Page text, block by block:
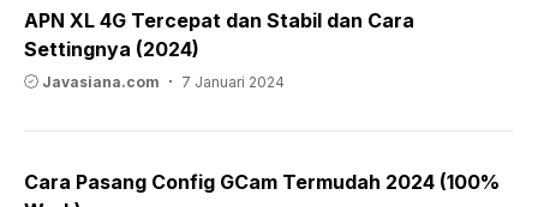
APN XL 4G Tercepat dan Stabil dan Cara
Settingnya (2024)
Javasiana.com 7 Januari 2024
Cara Pasang Config GCam Termudah 2024 (100%